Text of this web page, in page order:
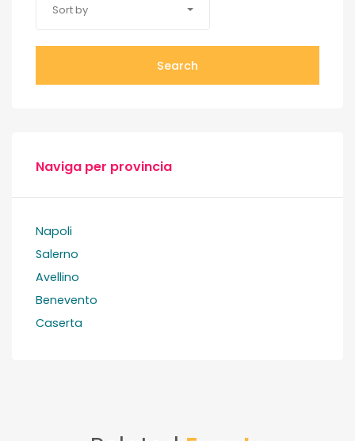
Sort by
Search
Naviga per provincia
Napoli
Salerno
Avellino
Benevento
Caserta